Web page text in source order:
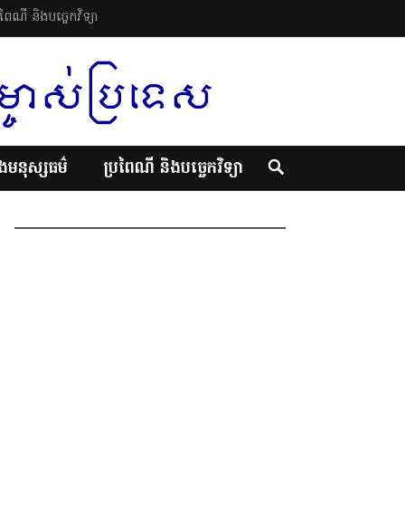
ៃណី និងបច្ចេកវិទ្យា
មនុស្សធម៌ ប្រពៃណី និងបច្ចេកវិទ្យា